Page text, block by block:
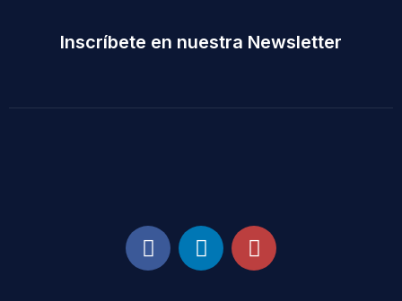
Inscríbete en nuestra Newsletter